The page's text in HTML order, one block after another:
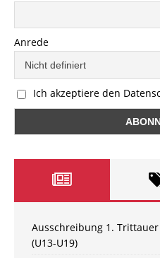
Anrede
Ich akzeptiere den
Ausschreibung 1.
(U13-U19)